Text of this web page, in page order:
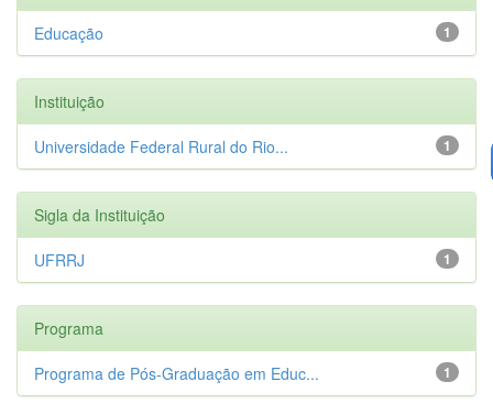
1
Educação
Instituição
1
Universidade Federal Rural do Rio...
Sigla da Instituição
1
UFRRJ
Programa
1
Programa de Pós-Graduação em Educ...